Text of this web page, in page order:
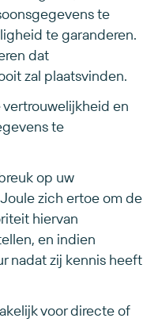
te
te garanderen.
dat
zal plaatsvinden.
en
te
op uw
zich ertoe om de
hiervan
en indien
nadat zij kennis heeft
voor directe of